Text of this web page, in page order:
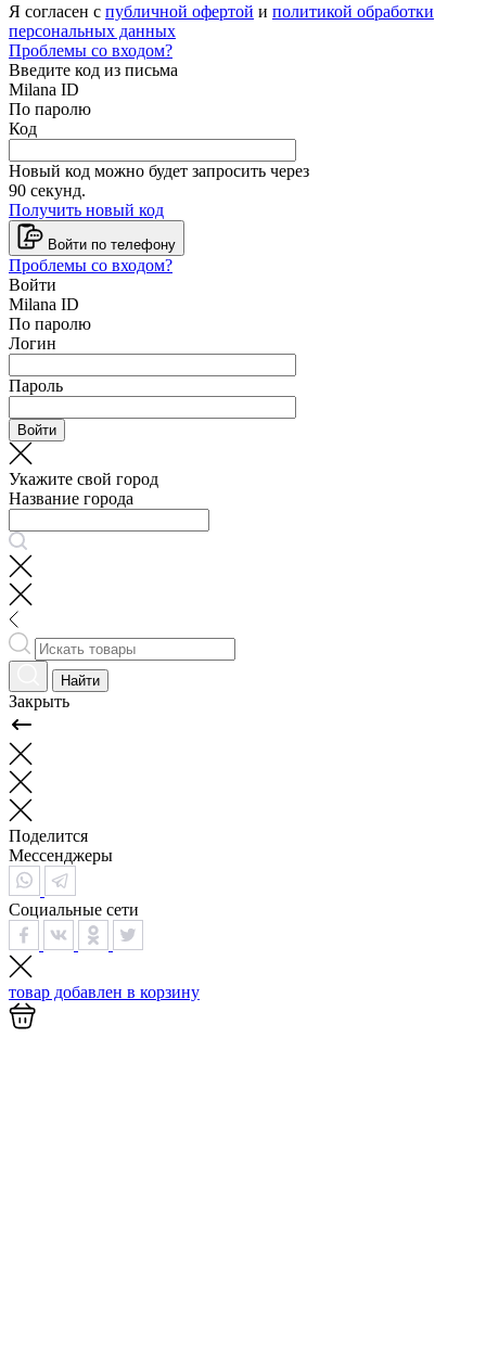
Я согласен с публичной офертой и политикой обработки
персональных данных
Проблемы со входом?
Введите код из письма
Milana ID
По паролю
Код
Новый код можно будет запросить через
90 секунд.
Получить новый код
Войти по телефону
Проблемы со входом?
Войти
Milana ID
По паролю
Логин
Пароль
Войти
Укажите свой город
Название города
Найти
Закрыть
Поделится
Мессенджеры
Социальные сети
товар добавлен в корзину